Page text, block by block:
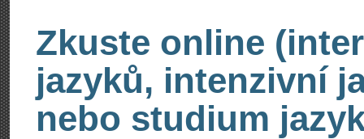
Zkuste online
jazyků, intenzivní
nebo studium